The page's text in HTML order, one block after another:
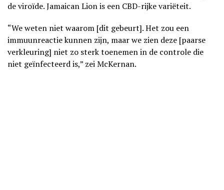
de viroïde. Jamaican Lion is een CBD-rijke variëteit.
“We weten niet waarom [dit gebeurt]. Het zou een
immuunreactie kunnen zijn, maar we zien deze [paarse
verkleuring] niet zo sterk toenemen in de controle die
niet geïnfecteerd is,” zei McKernan.